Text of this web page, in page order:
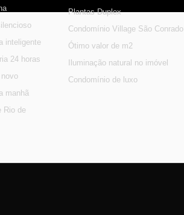
inteligente
24 horas
manhã
Rio de
Plantas Duplex
Condomínio Village São Conrado
Ótimo valor de m2
Iluminação natural no imóvel
Condomínio de luxo